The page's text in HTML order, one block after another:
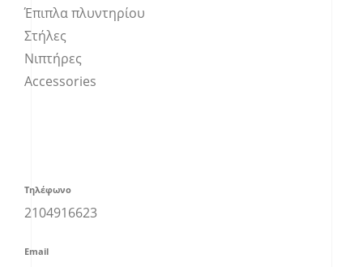
Έπιπλα πλυντηρίου
Στήλες
Νιπτήρες
Accessories
Τηλέφωνο
2104916623
Email